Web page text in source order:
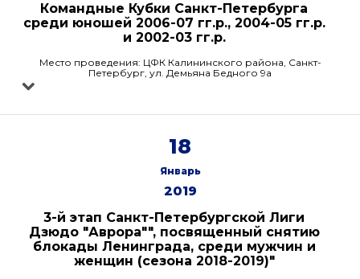
Командные Кубки Санкт-Петербурга
среди юношей 2006-07 гг.р., 2004-05 гг.р.
и 2002-03 гг.р.
Место проведения: ЦФК Калининского района, Санкт-
Петербург, ул. Демьяна Бедного 9а
18
Январь
2019
3-й этап Санкт-Петербургской Лиги
Дзюдо "Аврора"", посвященный снятию
блокады Ленинграда, среди мужчин и
женщин (сезона 2018-2019)"